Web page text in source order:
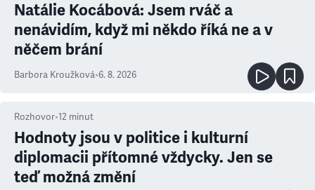
Natálie Kocábová: Jsem rváč a
nenávidím, když mi někdo říká ne a v
něčem brání
Barbora Kroužková•6. 8. 2026
Rozhovor•12 minut
Hodnoty jsou v politice i kulturní
diplomacii přítomné vždycky. Jen se
teď možná změní